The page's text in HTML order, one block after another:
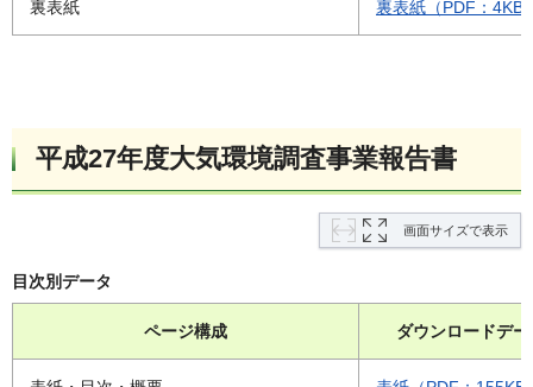
裏表紙 裏表紙（PDF：4KB
平成27年度大気環境調査事業報告書
画面サイズで表示
目次別データ
ページ構成 ダウンロードデー